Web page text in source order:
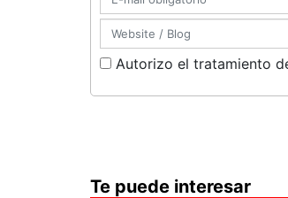
Autorizo el tratamiento
Te puede interesar